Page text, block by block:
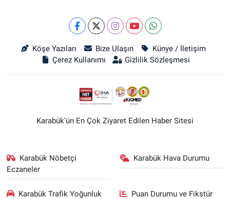
Köşe Yazıları Bize Ulaşın
Künye / İletişim
Çerez Kullanımı
Gizlilik Sözleşmesi
Karabük'ün En Çok Ziyaret Edilen Haber Sitesi
Karabük Nöbetçi
Eczaneler
Karabük Hava Durumu
Karabük Trafik Yoğunluk
Puan Durumu ve Fikstür